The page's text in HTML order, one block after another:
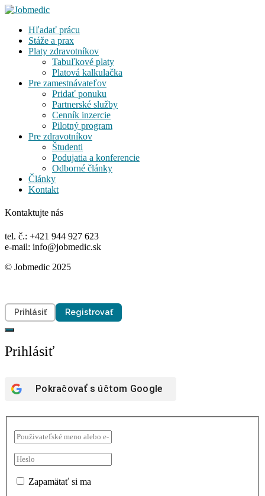
Hľadať prácu
Stáže a prax
Platy zdravotníkov
Tabuľkové platy
Platová kalkulačka
Pre zamestnávateľov
Pridať ponuku
Partnerské služby
Cenník inzercie
Pilotný program
Pre zdravotníkov
Študenti
Podujatia a konferencie
Odborné články
Články
Kontakt
Kontaktujte nás
tel. č.: +421 944 927 623
e-mail: info@jobmedic.sk
© Jobmedic 2025
Prihlásiť Registrovať
Prihlásiť
Pokračovať s účtom Google
Zapamätať si ma